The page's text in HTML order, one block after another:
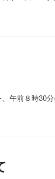
午前８時30分